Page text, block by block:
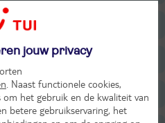
jouw privacy
. Naast functionele cookies,
om het gebruik en de kwaliteit van
betere gebruikservaring, het